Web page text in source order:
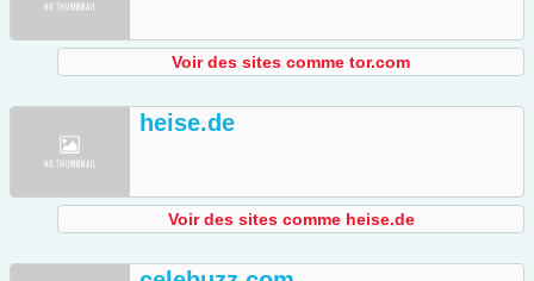
Voir des sites comme tor.com
heise.de
Voir des sites comme heise.de